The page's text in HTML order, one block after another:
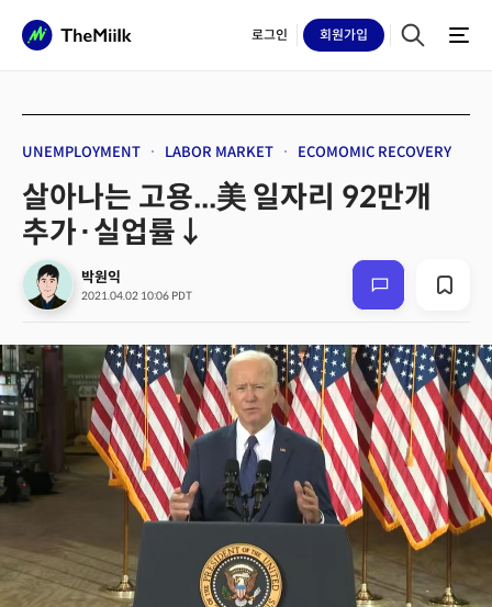
로그인 회원가입
UNEMPLOYMENT LABOR MARKET ECOMOMIC RECOVERY
살아나는 고용...美 일자리 92만개
추가·실업률↓
박원익
2021.04.02 10:06 PDT